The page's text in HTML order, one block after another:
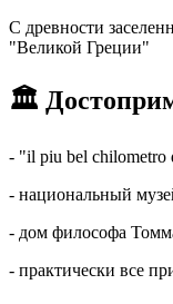
С древности
"Великой Греции"
🏛
- "il piu bel
- национальный
- дом философа
- практически все